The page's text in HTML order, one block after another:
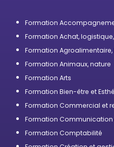
Formation
Formation Achat,
Formation Agroalimentaire,
Formation Animaux, nature
Formation Arts
Formation Bien-être et
Formation Commercial et
Formation
Formation Comptabilité